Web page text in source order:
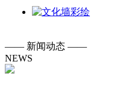
—— 新闻动态 ——
NEWS